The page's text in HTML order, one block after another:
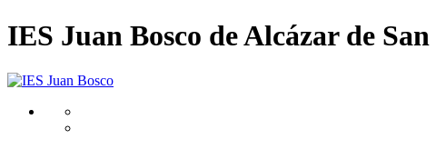
IES Juan Bosco de Alcázar de